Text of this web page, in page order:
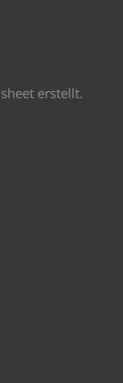
erstellt.